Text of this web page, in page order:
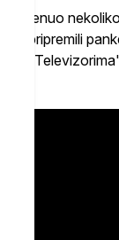
krenuo
pripremili
sa